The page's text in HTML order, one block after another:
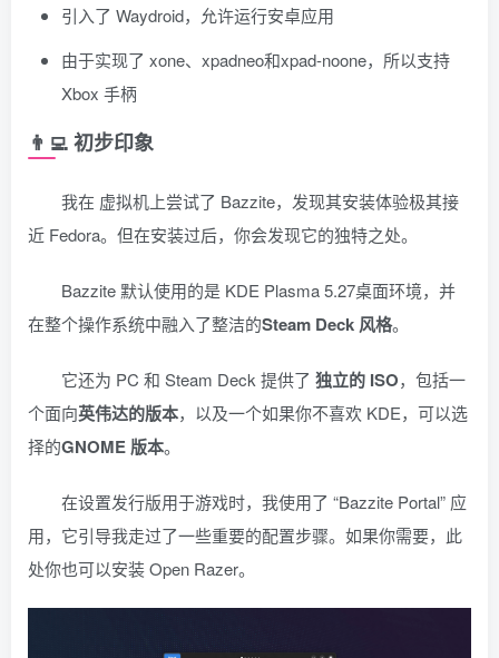
引入了 Waydroid，允许运行安卓应用
由于实现了 xone、xpadneo和xpad-noone，所以支持
Xbox 手柄
👨‍💻 初步印象
我在 虚拟机上尝试了 Bazzite，发现其安装体验极其接
近 Fedora。但在安装过后，你会发现它的独特之处。
Bazzite 默认使用的是 KDE Plasma 5.27桌面环境，并
在整个操作系统中融入了整洁的Steam Deck 风格。
它还为 PC 和 Steam Deck 提供了 独立的 ISO，包括一
个面向英伟达的版本，以及一个如果你不喜欢 KDE，可以选
择的GNOME 版本。
在设置发行版用于游戏时，我使用了 “Bazzite Portal” 应
用，它引导我走过了一些重要的配置步骤。如果你需要，此
处你也可以安装 Open Razer。